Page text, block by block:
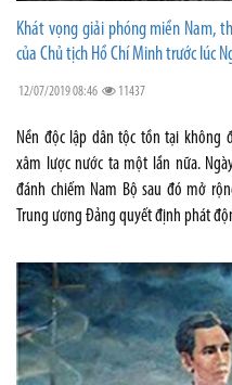
Khát vọng giải phóng miền Nam,
của Chủ tịch Hồ Chí Minh trước lúc
12/07/2019 08:46 11437
Nền độc lập dân tộc tồn tại không
xâm lược nước ta một lần nữa.
đánh chiếm Nam Bộ sau đó mở
Trung ương Đảng quyết định phát